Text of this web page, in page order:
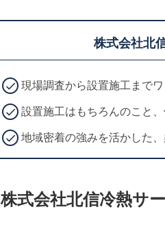
株式会社北
現場調査から設置施工まで
設置施工はもちろんのこと
地域密着の強みを活かした
株式会社北信冷熱サ